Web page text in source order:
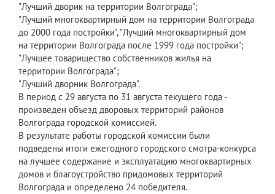
"Лучший дворик на территории Волгограда";
"Лучший многоквартирный дом на территории Волгограда
до 2000 года постройки", "Лучший многоквартирный дом
на территории Волгограда после 1999 года постройки";
"Лучшее товарищество собственников жилья на
территории Волгограда";
"Лучший дворник Волгограда".
В период с 29 августа по 31 августа текущего года -
произведен объезд дворовых территорий районов
Волгограда городской комиссией.
В результате работы городской комиссии были
подведены итоги ежегодного городского смотра-конкурса
на лучшее содержание и эксплуатацию многоквартирных
домов и благоустройство придомовых территорий
Волгограда и определено 24 победителя.